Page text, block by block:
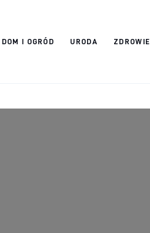
DOM I OGRÓD URODA ZDROWIE